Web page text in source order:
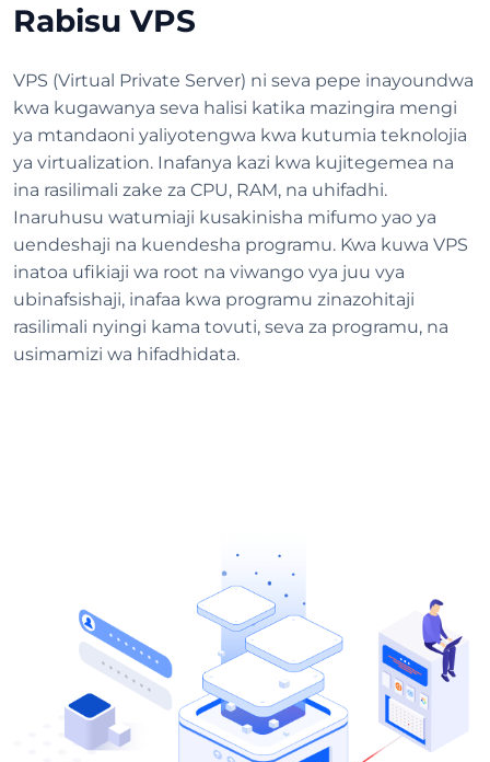
Rabisu VPS
VPS (Virtual Private Server) ni seva pepe inayoundwa
kwa kugawanya seva halisi katika mazingira mengi
ya mtandaoni yaliyotengwa kwa kutumia teknolojia
ya virtualization. Inafanya kazi kwa kujitegemea na
ina rasilimali zake za CPU, RAM, na uhifadhi.
Inaruhusu watumiaji kusakinisha mifumo yao ya
uendeshaji na kuendesha programu. Kwa kuwa VPS
inatoa ufikiaji wa root na viwango vya juu vya
ubinafsishaji, inafaa kwa programu zinazohitaji
rasilimali nyingi kama tovuti, seva za programu, na
usimamizi wa hifadhidata.